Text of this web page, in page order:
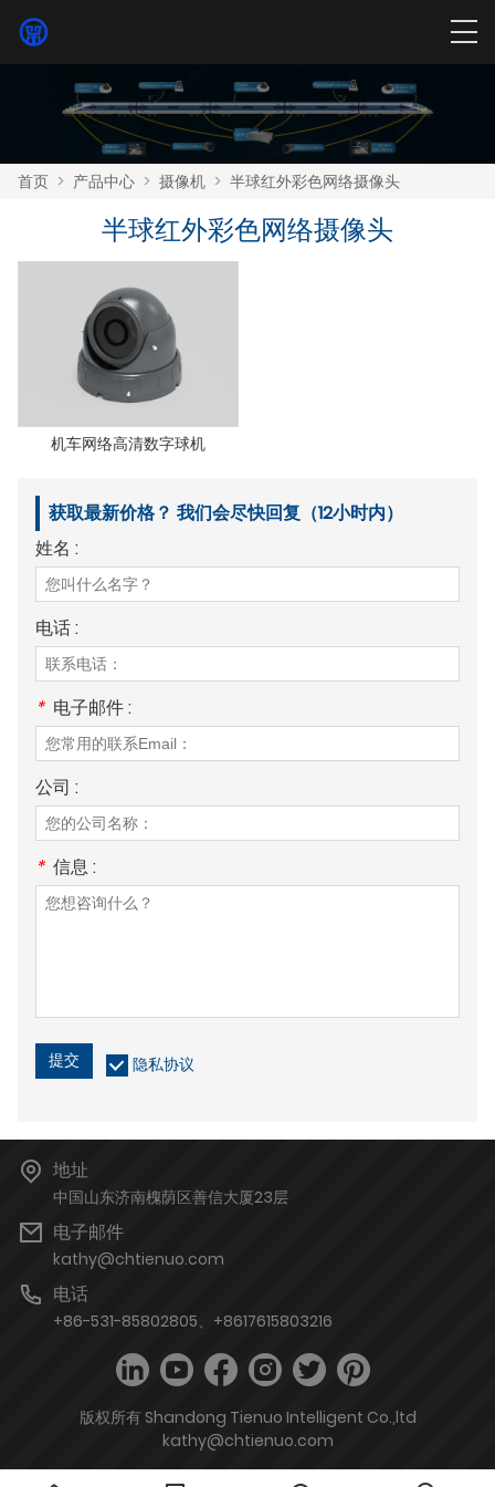
首页 > 产品中心 > 摄像机 > 半球红外彩色网络摄像头
半球红外彩色网络摄像头
机车网络高清数字球机
获取最新价格？ 我们会尽快回复（12小时内）
姓名 :
电话 :
* 电子邮件 :
公司 :
* 信息 :
提交 隐私协议
地址
中国山东济南槐荫区善信大厦23层
电子邮件
kathy@chtienuo.com
电话
+86-531-85802805、+8617615803216
版权所有 Shandong Tienuo Intelligent Co.,ltd
kathy@chtienuo.com